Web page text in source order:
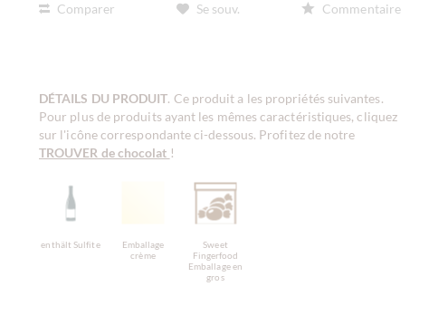
Comparer Se souv. Commentaire
DÉTAILS DU PRODUIT. Ce produit a les propriétés suivantes.
Pour plus de produits ayant les mêmes caractéristiques, cliquez
sur l'icône correspondante ci-dessous. Profitez de notre
TROUVER de chocolat !
enthält Sulfite
Emballage
crème
Sweet
Fingerfood
Emballage en
gros